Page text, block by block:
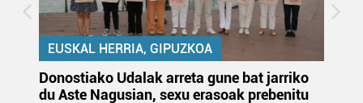
EUSKAL HERRIA, GIPUZKOA
Donostiako Udalak arreta gune bat jarriko
du Aste Nagusian, sexu erasoak prebenitu